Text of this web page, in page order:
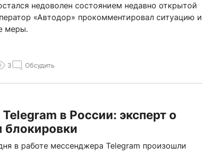
недоволен состоянием недавно открытой
«Автодор» прокомментировал ситуацию и
меры.
3 Обсудить
в России: эксперт о
блокировки
в работе мессенджера Telegram произошли